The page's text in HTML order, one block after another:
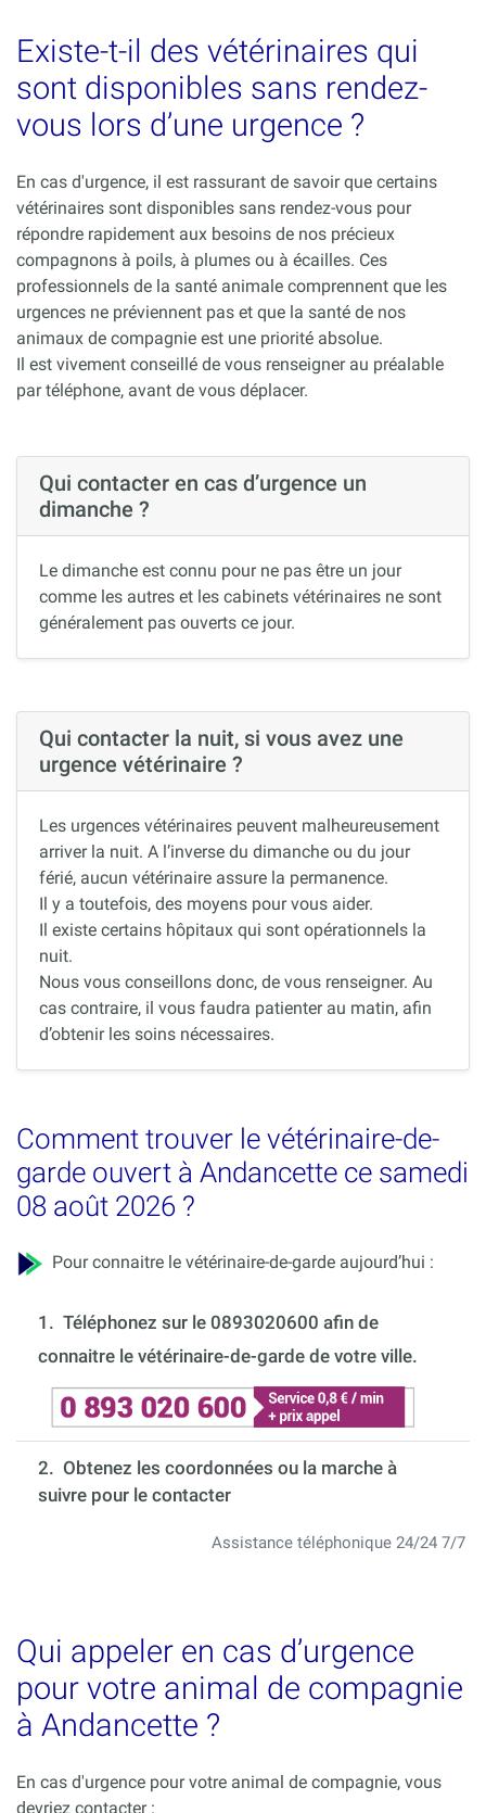
Existe-t-il des vétérinaires qui
sont disponibles sans rendez-
vous lors d’une urgence ?
En cas d'urgence, il est rassurant de savoir que certains
vétérinaires sont disponibles sans rendez-vous pour
répondre rapidement aux besoins de nos précieux
compagnons à poils, à plumes ou à écailles. Ces
professionnels de la santé animale comprennent que les
urgences ne préviennent pas et que la santé de nos
animaux de compagnie est une priorité absolue.
Il est vivement conseillé de vous renseigner au préalable
par téléphone, avant de vous déplacer.
Qui contacter en cas d’urgence un
dimanche ?
Le dimanche est connu pour ne pas être un jour
comme les autres et les cabinets vétérinaires ne sont
généralement pas ouverts ce jour.
Qui contacter la nuit, si vous avez une
urgence vétérinaire ?
Les urgences vétérinaires peuvent malheureusement
arriver la nuit. A l’inverse du dimanche ou du jour
férié, aucun vétérinaire assure la permanence.
Il y a toutefois, des moyens pour vous aider.
Il existe certains hôpitaux qui sont opérationnels la
nuit.
Nous vous conseillons donc, de vous renseigner. Au
cas contraire, il vous faudra patienter au matin, afin
d’obtenir les soins nécessaires.
Comment trouver le vétérinaire-de-
garde ouvert à Andancette ce samedi
08 août 2026 ?
Pour connaitre le vétérinaire-de-garde aujourd’hui :
1. Téléphonez sur le 0893020600 afin de
connaitre le vétérinaire-de-garde de votre ville.
2. Obtenez les coordonnées ou la marche à
suivre pour le contacter
Assistance téléphonique 24/24 7/7
Qui appeler en cas d’urgence
pour votre animal de compagnie
à Andancette ?
En cas d'urgence pour votre animal de compagnie, vous
devriez contacter :